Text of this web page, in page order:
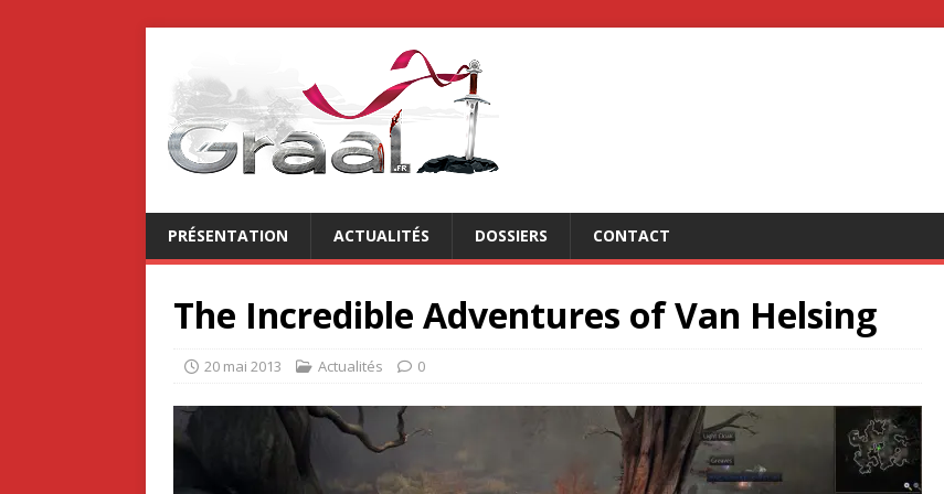
PRÉSENTATION ACTUALITÉS DOSSIERS CONTACT
The Incredible Adventures of Van Helsing
20 mai 2013 Actualités 0